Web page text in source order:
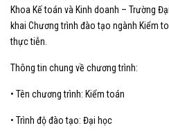
Khoa Kế toán và Kinh doanh – Trường
khai Chương trình đào tạo ngành Kiểm
thực tiễn.
Thông tin chung về chương trình:
• Tên chương trình: Kiểm toán
• Trình độ đào tạo: Đại học